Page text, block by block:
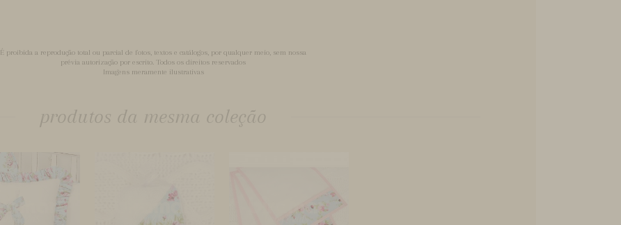
É proibida a reprodução total ou parcial de fotos, textos e catálogos, por qualquer meio, sem nossa
prévia autorização por escrito. Todos os direitos reservados
Imagens meramente ilustrativas
produtos da mesma coleção